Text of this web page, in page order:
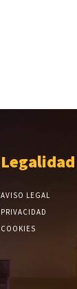
Legalidad
AVISO LEGAL
PRIVACIDAD
COOKIES